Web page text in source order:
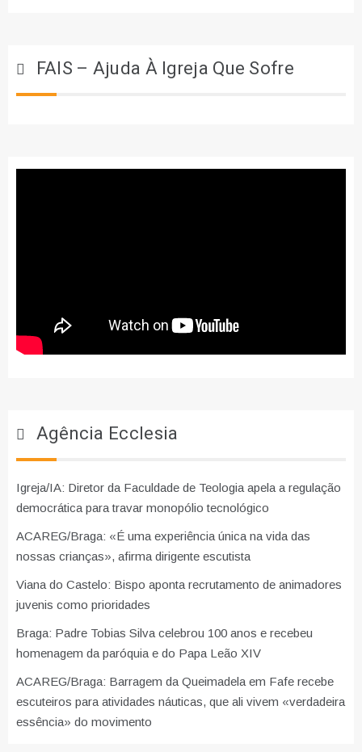
FAIS – Ajuda À Igreja Que Sofre
Agência Ecclesia
Igreja/IA: Diretor da Faculdade de Teologia apela a regulação
democrática para travar monopólio tecnológico
ACAREG/Braga: «É uma experiência única na vida das
nossas crianças», afirma dirigente escutista
Viana do Castelo: Bispo aponta recrutamento de animadores
juvenis como prioridades
Braga: Padre Tobias Silva celebrou 100 anos e recebeu
homenagem da paróquia e do Papa Leão XIV
ACAREG/Braga: Barragem da Queimadela em Fafe recebe
escuteiros para atividades náuticas, que ali vivem «verdadeira
essência» do movimento